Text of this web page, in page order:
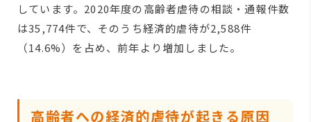
しています。2020年度の高齢者虐待の相談・通報件数
は35,774件で、そのうち経済的虐待が2,588件
（14.6%）を占め、前年より増加しました。
高齢者への経済的虐待が起きる原因